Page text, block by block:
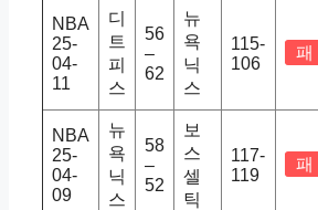
NBA
25-
04-
11
디
트
피
스
56
–
62
뉴
욕
닉
스
115-
106
패
NBA
25-
04-
09
뉴
욕
닉
스
58
–
52
보
스
셀
틱
117-
119
패